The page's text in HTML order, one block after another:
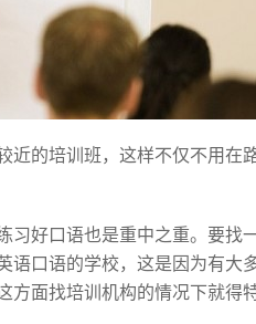
近的培训班，这样不仅不用在
好口语也是重中之重。要找
语口语的学校，这是因为有大
面找培训机构的情况下就得